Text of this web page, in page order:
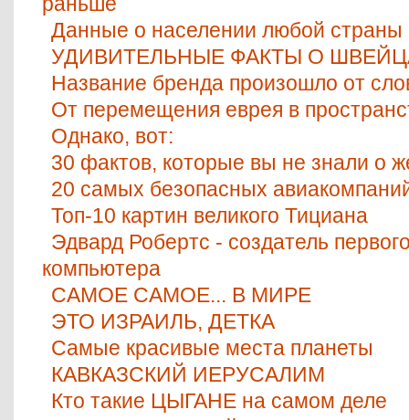
Данные о населении любой страны
УДИВИТЕЛЬНЫЕ ФАКТЫ О
Название бренда произошло от
От перемещения еврея в
Однако, вот:
30 фактов, которые вы не знали о
20 самых безопасных
Топ-10 картин великого Тициана
Эдвард Робертс - создатель
компьютера
САМОЕ САМОЕ... В МИРE
ЭТО ИЗРАИЛЬ, ДЕТКА
Самые красивые места планеты
КАВКАЗСКИЙ ИЕРУСАЛИМ
Кто такие ЦЫГАНЕ на самом деле